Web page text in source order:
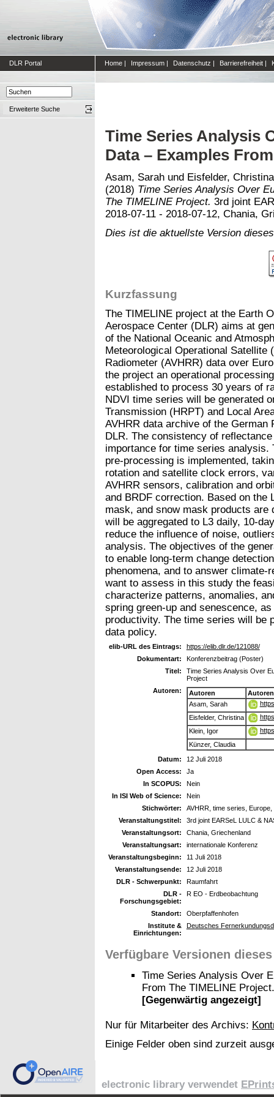
DLR Portal Home | Impressum | Datenschutz | Barrierefreiheit |
Erweiterte Suche
Time Series Analysis
Data – Examples
Asam, Sarah und Eisfelder, Christina
(2018) Time Series Analysis Over
The TIMELINE Project. 3rd joint
2018-07-11 - 2018-07-12, Chania,
Dies ist die aktuellste Version
Kurzfassung
The TIMELINE project at the Earth
Aerospace Center (DLR) aims at
of the National Oceanic and
Meteorological Operational Satellite
Radiometer (AVHRR) data over
the project an operational
established to process 30 years of
NDVI time series will be generated
Transmission (HRPT) and Local
AVHRR data archive of the German
DLR. The consistency of
importance for time series analysis.
pre-processing is implemented,
rotation and satellite clock errors,
AVHRR sensors, calibration and
and BRDF correction. Based on the
mask, and snow mask products are
will be aggregated to L3 daily, 10-
reduce the influence of noise,
analysis. The objectives of the
to enable long-term change
phenomena, and to answer
want to assess in this study the
characterize patterns, anomalies,
spring green-up and senescence,
productivity. The time series will be
data policy.
elib-URL des Eintrags:
https://elib.dlr.de/121088/
Dokumentart:
Konferenzbeitrag (Poster)
Titel:
Time Series Analysis Over
Project
Autoren:
Autoren
Asam, Sarah
Eisfelder, Christina
Klein, Igor
Künzer, Claudia
Datum:
12 Juli 2018
Open Access:
Ja
In SCOPUS:
Nein
In ISI Web of Science:
Nein
Stichwörter:
AVHRR, time series, Europe,
Veranstaltungstitel:
3rd joint EARSeL LULC &
Veranstaltungsort:
Chania, Griechenland
Veranstaltungsart:
internationale Konferenz
Veranstaltungsbeginn:
11 Juli 2018
Veranstaltungsende:
12 Juli 2018
DLR - Schwerpunkt:
Raumfahrt
DLR -
Forschungsgebiet:
R EO - Erdbeobachtung
Standort:
Oberpfaffenhofen
Institute &
Einrichtungen:
Deutsches
Verfügbare Versionen
Time Series Analysis Over
From The TIMELINE
[Gegenwärtig angezeigt]
Nur für Mitarbeiter des Archivs:
Einige Felder oben sind zurzeit
electronic library verwendet